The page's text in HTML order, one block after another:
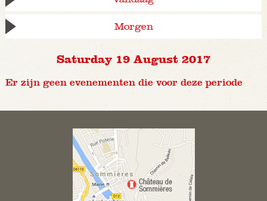
Morgen
Saturday 19 August 2017
Er zijn geen evenementen die voor deze periode